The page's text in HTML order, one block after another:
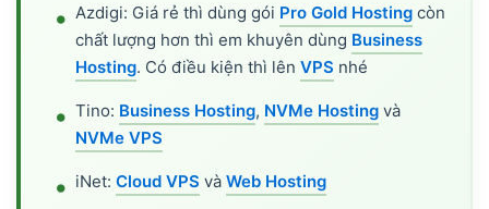
Azdigi: Giá rẻ thì dùng gói Pro Gold Hosting còn
chất lượng hơn thì em khuyên dùng Business
Hosting. Có điều kiện thì lên VPS nhé
Tino: Business Hosting, NVMe Hosting và
NVMe VPS
iNet: Cloud VPS và Web Hosting